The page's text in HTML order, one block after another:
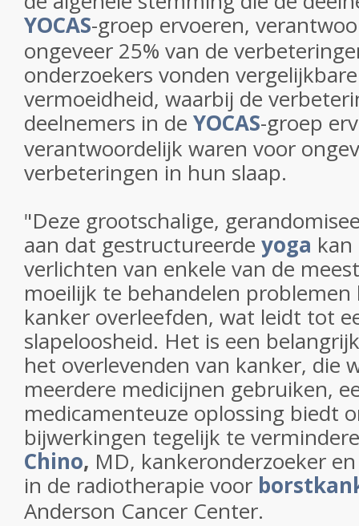
YOCAS-groep ervoeren,
ongeveer 25% van de
onderzoekers vonden
vermoeidheid, waarbij de
deelnemers in de YOCAS-groep
verantwoordelijk waren voor
verbeteringen in hun slaap.
"Deze grootschalige,
aan dat gestructureerde yoga
verlichten van enkele van de
moeilijk te behandelen
kanker overleefden, wat leidt tot
slapeloosheid. Het is een
het overlevenden van kanker, die
meerdere medicijnen gebruiken,
medicamenteuze oplossing biedt
bijwerkingen tegelijk te
Chino, MD, kankeronderzoeker
in de radiotherapie voor
Anderson Cancer Center.